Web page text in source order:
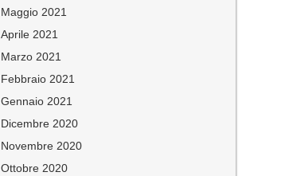
Maggio 2021
Aprile 2021
Marzo 2021
Febbraio 2021
Gennaio 2021
Dicembre 2020
Novembre 2020
Ottobre 2020